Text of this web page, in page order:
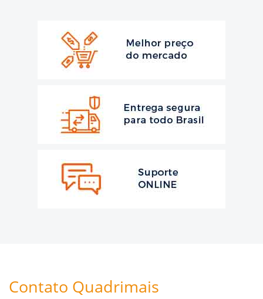
Contato Quadrimais